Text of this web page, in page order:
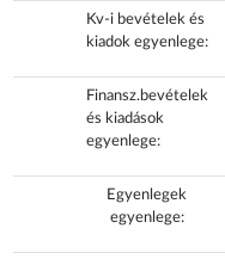
Kv-i bevételek és
kiadok egyenlege:
Finansz.bevételek
és kiadások
egyenlege:
Egyenlegek
egyenlege: